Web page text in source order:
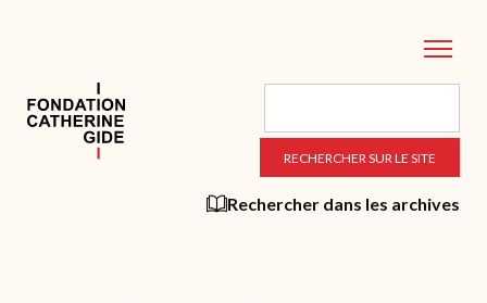
principal
Rechercher dans les archives